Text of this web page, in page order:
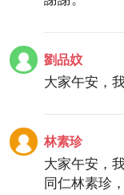
劉品妏
大家午安，
林素珍
大家午安，
同仁林素珍，